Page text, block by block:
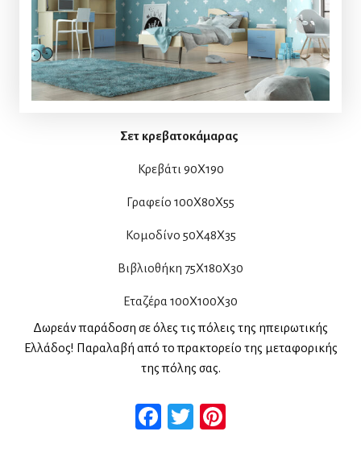
Σετ κρεβατοκάμαρας
Κρεβάτι 90Χ190
Γραφείο 100Χ80X55
Κομοδίνο 50Χ48Χ35
Βιβλιοθήκη 75Χ180Χ30
Εταζέρα 100Χ100Χ30
Δωρεάν παράδοση σε όλες τις πόλεις της ηπειρωτικής
Ελλάδος! Παραλαβή από το πρακτορείο της μεταφορικής
της πόλης σας.
Facebook
Twitter